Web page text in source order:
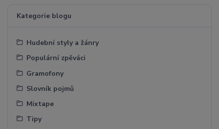
Kategorie blogu
Hudební styly a žánry
Populární zpěváci
Gramofony
Slovník pojmů
Mixtape
Tipy